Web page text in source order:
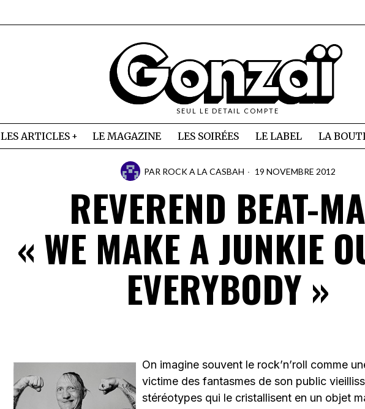
SEUL LE DETAIL COMPTE
LES ARTICLES LE MAGAZINE LES SOIRÉES LE LABEL LA
PAR ROCK A LA CASBAH 19 NOVEMBRE 2012
REVEREND BEAT-
« WE MAKE A JUNKIE
EVERYBODY »
On imagine souvent le rock’n’roll comme
victime des fantasmes de son public
stéréotypes qui le cristallisent en un objet